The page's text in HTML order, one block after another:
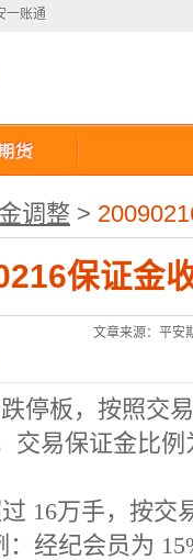
一账通
一账通
调整 >
保证金
文章来源：平安
停板，按照交
交易保证金比例
16万手，按交
：经纪会员为